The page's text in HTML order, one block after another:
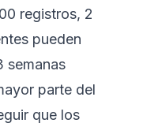
registros, 2
pueden
semanas
parte del
que los